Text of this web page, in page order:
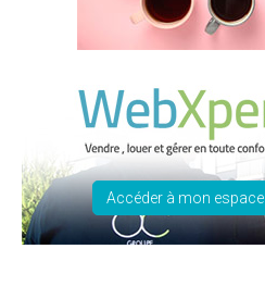
Accéder à mon espace